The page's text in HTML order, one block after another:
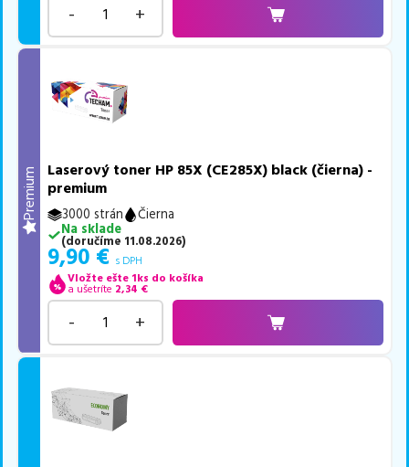
- +
Premium
Laserový toner HP 85X (CE285X) black (čierna) -
premium
3000 strán
Čierna
Na sklade
(doručíme 11.08.2026)
9,90 € s DPH
Vložte ešte 1ks do košíka
a ušetríte 2,34 €
- +